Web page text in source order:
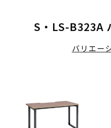
S・LS-B323A
バリエー